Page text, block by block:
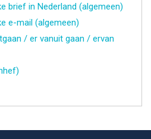
brief in Nederland (algemeen)
e-mail (algemeen)
/ er vanuit gaan / ervan